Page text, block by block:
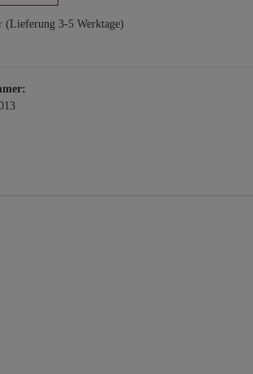
(Lieferung 3-5 Werktage)